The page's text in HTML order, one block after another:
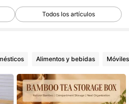
Todos los artículos
Alimentos y bebidas